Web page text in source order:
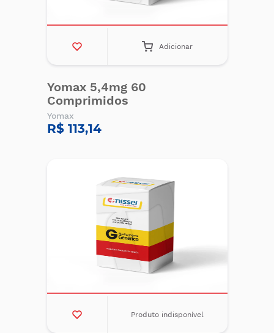
Adicionar
Yomax 5,4mg 60
Comprimidos
Yomax
R$ 113,14
Produto indisponível